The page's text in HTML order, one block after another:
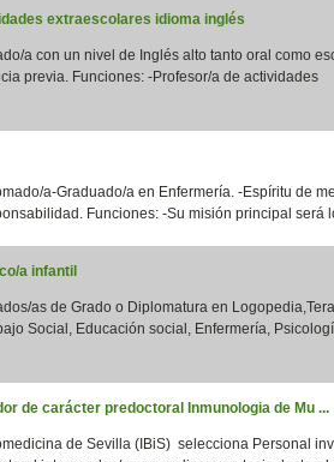
extraescolares idioma inglés
a con un nivel de Inglés alto tanto oral como
previa. Funciones: -Profesor/a de actividades
a-Graduado/a en Enfermería. -Espíritu de
Funciones: -Su misión principal será
a infantil
as de Grado o Diplomatura en
Social, Educación social, Enfermería,
de carácter predoctoral Inmunologia de Mu ...
de Sevilla (IBiS) selecciona Personal